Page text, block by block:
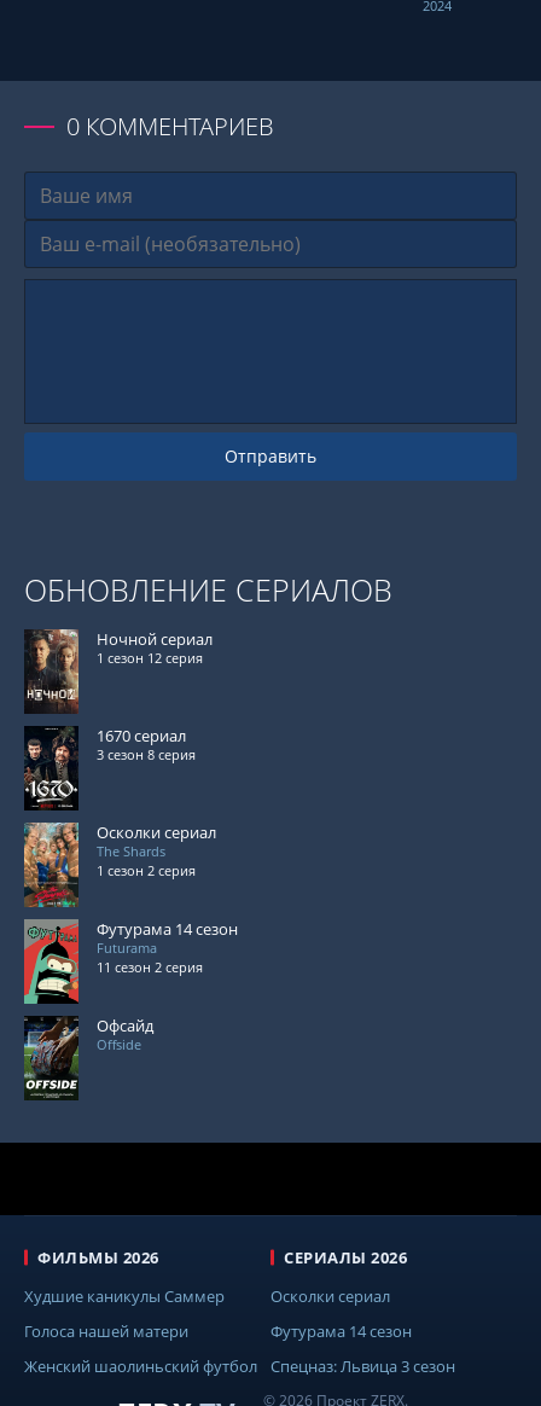
2024
0 КОММЕНТАРИЕВ
Отправить
ОБНОВЛЕНИЕ СЕРИАЛОВ
Ночной сериал
1 сезон 12 серия
1670 сериал
3 сезон 8 серия
Осколки сериал
The Shards
1 сезон 2 серия
Футурама 14 сезон
Futurama
11 сезон 2 серия
Офсайд
Offside
© 2026 Проект ZERX.
ФИЛЬМЫ 2026
Худшие каникулы Саммер
Голоса нашей матери
Женский шаолиньский футбол
СЕРИАЛЫ 2026
Осколки сериал
Футурама 14 сезон
Спецназ: Львица 3 сезон